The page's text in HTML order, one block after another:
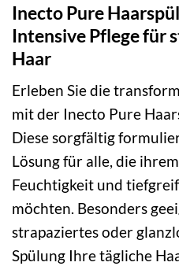
Inecto Pure
Intensive Pflege für
Haar
Erleben Sie die
mit der Inecto Pure
Diese sorgfältig
Lösung für alle, die
Feuchtigkeit und
möchten. Besonders
strapaziertes oder
Spülung Ihre tägliche